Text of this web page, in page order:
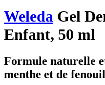
Weleda Gel
Enfant, 50 ml
Formule naturelle
menthe et de fenouil